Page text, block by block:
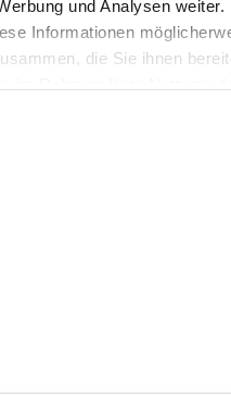
und Analysen weiter.
Informationen
die Sie ihnen